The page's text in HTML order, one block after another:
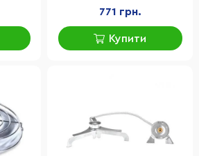
771 грн.
Купити